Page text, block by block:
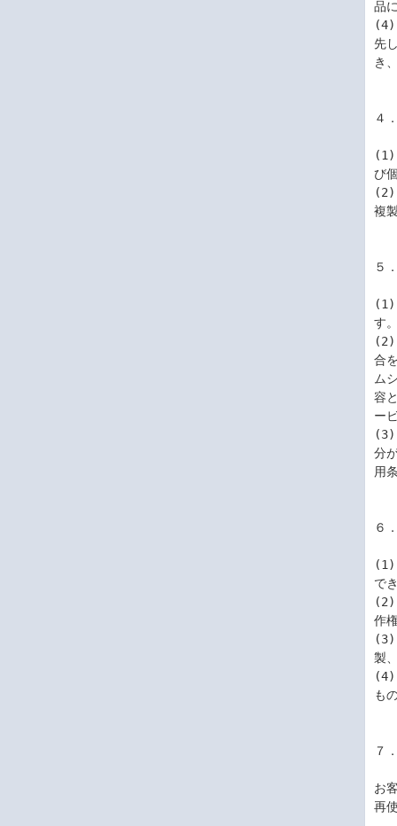
品
(4)
先
き
４
(1)
び
(2)
複
５
(1)
す
(2)
合
ム
容
ー
(3)
分
用
６
(1)
で
(2)
作
(3)
製
(4)
も
７
お
再